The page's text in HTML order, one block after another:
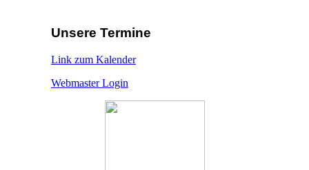
Unsere Termine
Link zum Kalender
Webmaster Login